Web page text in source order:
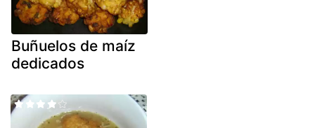
Buñuelos de maíz
dedicados